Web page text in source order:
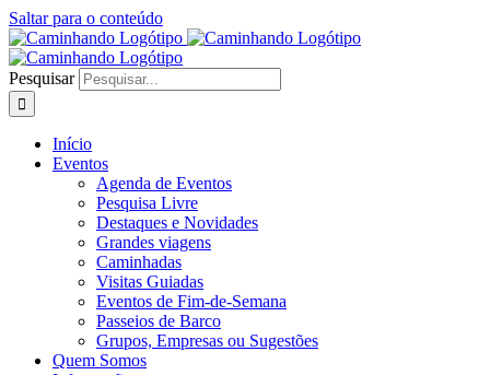
Saltar para o conteúdo
Pesquisar
Início
Eventos
Agenda de Eventos
Pesquisa Livre
Destaques e Novidades
Grandes viagens
Caminhadas
Visitas Guiadas
Eventos de Fim-de-Semana
Passeios de Barco
Grupos, Empresas ou Sugestões
Quem Somos